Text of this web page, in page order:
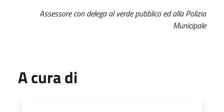
Assessore con delega al verde pubblicoed alla Polizia
Municipale
A cura di